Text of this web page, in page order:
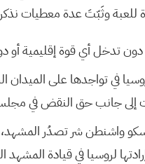
للعبة وثَبّتَ عدة معطيات
دون تدخل أي قوة إقليمية أو
في تواجدها على الميدان
إلى جانب حق النقض في
واشنطن شر تصدُر المشهد،
لروسيا في قيادة